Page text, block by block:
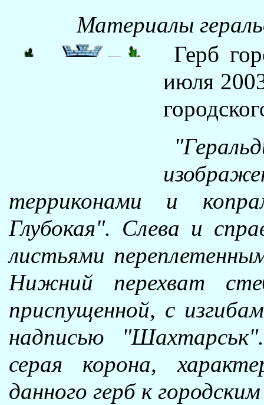
Материалы
Герб
июля
терриконами и
Глубокая". Слева и
листьями
Нижний перехват
приспущенной, с
надписью
серая корона,
данного герб к